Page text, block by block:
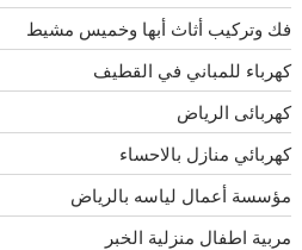
فك وتركيب أثاث أبها وخميس مشيط
كهرباء للمباني في القطيف
كهربائى الرياض
كهربائي منازل بالاحساء
مؤسسة أعمال لياسه بالرياض
مربية اطفال منزلية الخبر